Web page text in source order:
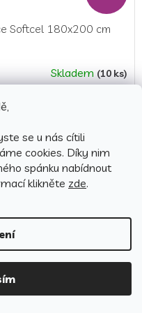
se u nás cítili
cookies. Díky nim
spánku nabídnout
klikněte zde.
Softcel 180x200 cm
Skladem (10 ks)